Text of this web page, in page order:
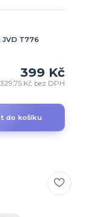
T776
399 Kč
329,75 Kč bez DPH
do košíku